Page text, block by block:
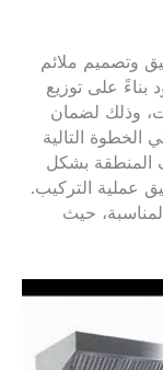
وتصميم ملائم
بناءً على توزيع
وذلك لضمان
التالية
المنطقة بشكل
عملية التركيب.
حيث